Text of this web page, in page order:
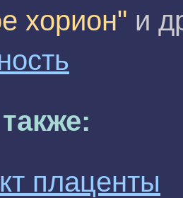
хорион" и
плаценты